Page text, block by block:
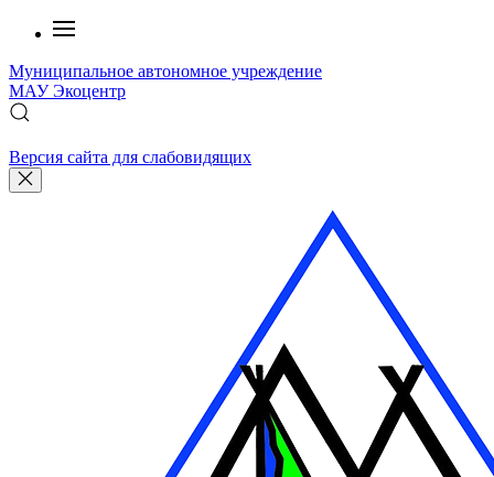
Муниципальное автономное учреждение
МАУЭкоцентр
Версия сайта для слабовидящих